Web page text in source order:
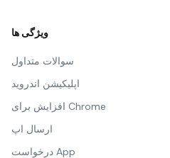
ویژگی ها
سوالات متداول
اپلیکیشن اندروید
افزایش برای Chrome
ارسال اپ
درخواست App